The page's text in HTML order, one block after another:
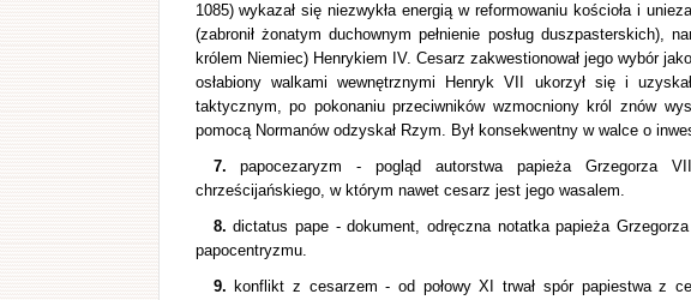
1085) wykazał się niezwykła energią w reformowaniu kościoła i
(zabronił żonatym duchownym pełnienie posług duszpasterskich),
królem Niemiec) Henrykiem IV. Cesarz zakwestionował jego wybór
osłabiony walkami wewnętrznymi Henryk VII ukorzył się i
taktycznym, po pokonaniu przeciwników wzmocniony król znów
pomocą Normanów odzyskał Rzym. Był konsekwentny w walce o
7. papocezaryzm - pogląd autorstwa papieża Grzegorza
chrześcijańskiego, w którym nawet cesarz jest jego wasalem.
8. dictatus pape - dokument, odręczna notatka papieża
papocentryzmu.
9. konflikt z cesarzem - od połowy XI trwał spór papiestwa z